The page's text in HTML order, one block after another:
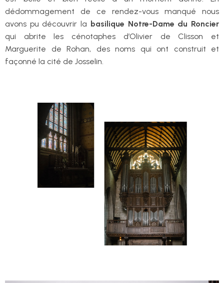
dédommagement de ce rendez-vous manqué nous
avons pu découvrir la basilique Notre-Dame du Roncier
qui abrite les cénotaphes d’Olivier de Clisson et
Marguerite de Rohan, des noms qui ont construit et
façonné la cité de Josselin.